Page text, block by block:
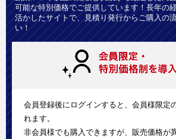
可能な特別価格でご提供しています！長年の
活かしたサイトで、見積り発行からご購入の
い！
会員登録後にログインすると、会員様限定
れます。
非会員様でも購入できますが、販売価格が